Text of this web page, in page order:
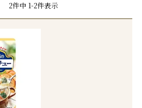
2件中 1-2件表示